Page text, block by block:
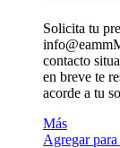
Solicita tu
contacto
en breve te
acorde a tu
Más
Agregar